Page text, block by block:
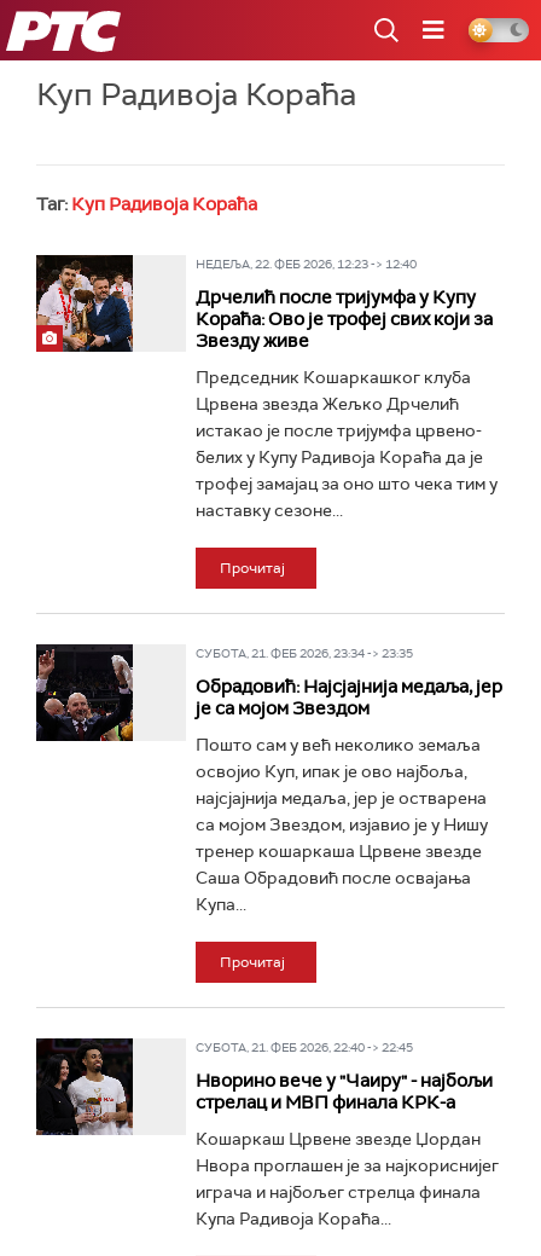
РТС
Куп Радивоја Кораћа
Таг: Куп Радивоја Кораћа
НЕДЕЉА, 22. ФЕБ 2026, 12:23 -> 12:40
Дрчелић после тријумфа у Купу
Кораћа: Ово је трофеј свих који за
Звезду живе
Председник Кошаркашког клуба
Црвена звезда Жељко Дрчелић
истакао је после тријумфа црвено-
белих у Купу Радивоја Кораћа да је
трофеј замајац за оно што чека тим у
наставку сезоне...
Прочитај
СУБОТА, 21. ФЕБ 2026, 23:34 -> 23:35
Обрадовић: Најсјајнија медаља, јер
је са мојом Звездом
Пошто сам у већ неколико земаља
освојио Куп, ипак је ово најбоља,
најсјајнија медаља, јер је остварена
са мојом Звездом, изјавио је у Нишу
тренер кошаркаша Црвене звезде
Саша Обрадовић после освајања
Купа...
Прочитај
СУБОТА, 21. ФЕБ 2026, 22:40 -> 22:45
Нворино вече у "Чаиру" - најбољи
стрелац и МВП финала КРК-а
Кошаркаш Црвене звезде Џордан
Нвора проглашен је за најкориснијег
играча и најбољег стрелца финала
Купа Радивоја Кораћа...